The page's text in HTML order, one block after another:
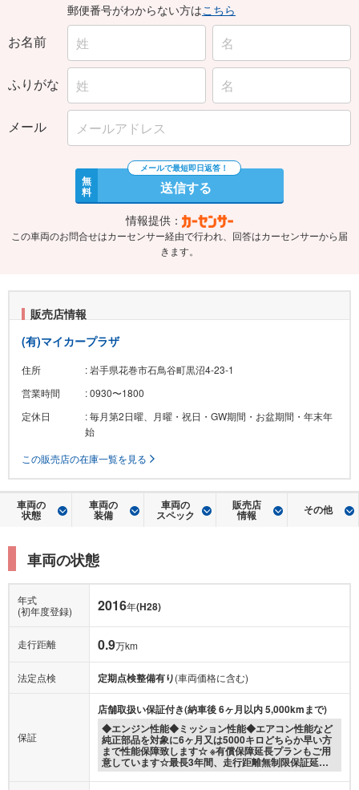
郵便番号がわからない方はこちら
お名前
ふりがな
メール
無
料 送信する
情報提供：
この車両のお問合せはカーセンサー経由で行われ、回答はカーセンサーから届
きます。
販売店情報
(有)マイカープラザ
住所
: 岩手県花巻市石鳥谷町黒沼4-23-1
営業時間
: 0930〜1800
定休日
: 毎月第2日曜、月曜・祝日・GW期間・お盆期間・年末年
始
この販売店の在庫一覧を見る
車両の
状態
車両の
装備
車両の
スペック
販売店
情報 その他
車両の状態
年式
(初年度登録)
2016年(H28)
走行距離 0.9万km
法定点検 定期点検整備有り(車両価格に含む)
保証
店舗取扱い保証付き(納車後 6ヶ月以内 5,000kmまで)
◆エンジン性能◆ミッション性能◆エアコン性能など
純正部品を対象に6ヶ月又は5000キロどちらか早い方
まで性能保障致します☆ ※有償保障延長プランもご用
意しています☆最長3年間、走行距離無制限保証延…